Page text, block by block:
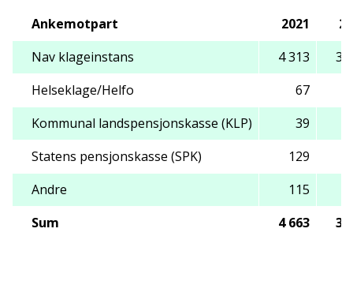
Ankemotpart 2021
Nav klageinstans
4 313
3
Helseklage/Helfo
67
Kommunal landspensjonskasse (KLP)
39
Statens pensjonskasse (SPK)
129
Andre
115
Sum
4 663 3